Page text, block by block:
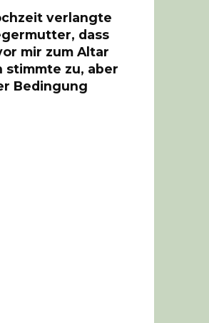
verlangte
dass
mir zum Altar
stimmte zu, aber
Bedingung